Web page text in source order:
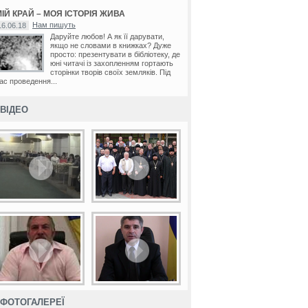
КРАЙ – МОЯ ІСТОРІЯ ЖИВА
Нам пишуть
Даруйте любов! А як її дарувати,
якщо не словами в книжках? Дуже
просто: презентувати в бібліотеку, де
юні читачі із захопленням гортають
сторінки творів своїх земляків. Під
проведення...
ВІДЕО
ФОТОГАЛЕРЕЇ